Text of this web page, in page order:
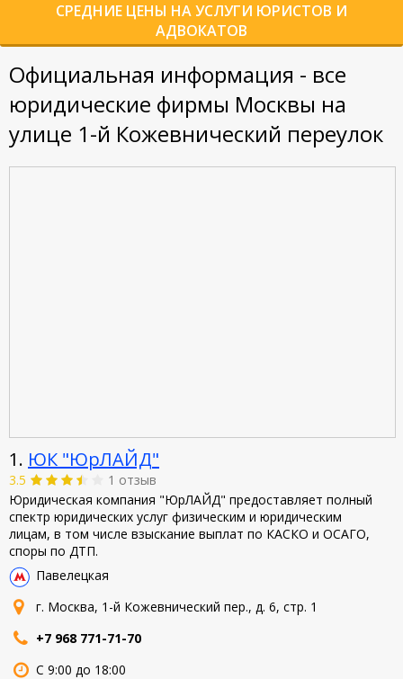
СРЕДНИЕ ЦЕНЫ НА УСЛУГИ ЮРИСТОВ И
АДВОКАТОВ
Официальная информация - все
юридические фирмы Москвы на
улице 1-й Кожевнический переулок
1. ЮК "ЮрЛАЙД"
3.5
1 отзыв
Юридическая компания "ЮрЛАЙД" предоставляет полный
спектр юридических услуг физическим и юридическим
лицам, в том числе взыскание выплат по КАСКО и ОСАГО,
споры по ДТП.
Павелецкая
г. Москва, 1-й Кожевнический пер., д. 6, стр. 1
+7 968 771-71-70
С 9:00 до 18:00